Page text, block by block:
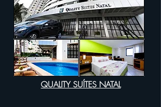
QUALITY SUÍTES NATAL